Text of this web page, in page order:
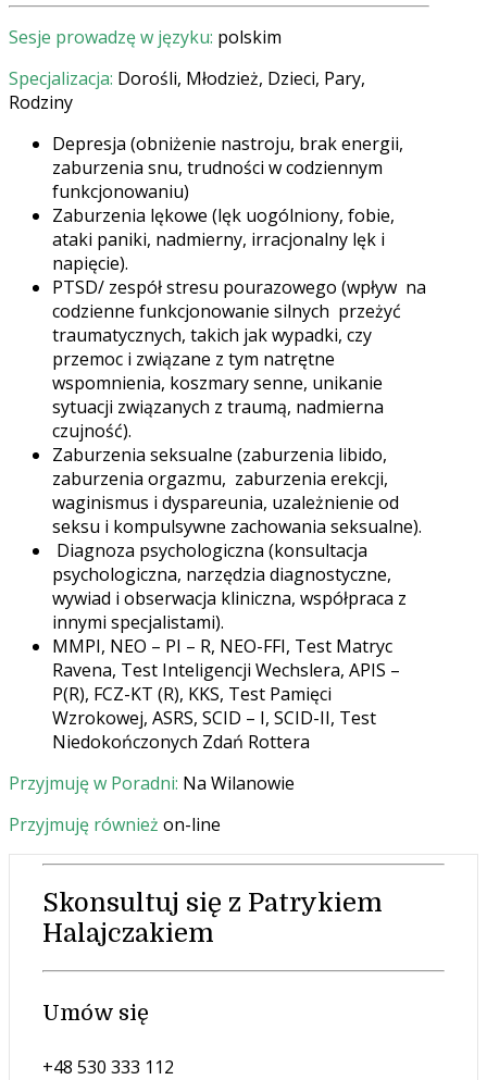
Sesje prowadzę w języku: polskim
Specjalizacja: Dorośli, Młodzież, Dzieci, Pary,
Rodziny
Depresja (obniżenie nastroju, brak energii,
zaburzenia snu, trudności w codziennym
funkcjonowaniu)
Zaburzenia lękowe (lęk uogólniony, fobie,
ataki paniki, nadmierny, irracjonalny lęk i
napięcie).
PTSD/ zespół stresu pourazowego (wpływ na
codzienne funkcjonowanie silnych przeżyć
traumatycznych, takich jak wypadki, czy
przemoc i związane z tym natrętne
wspomnienia, koszmary senne, unikanie
sytuacji związanych z traumą, nadmierna
czujność).
Zaburzenia seksualne (zaburzenia libido,
zaburzenia orgazmu, zaburzenia erekcji,
waginismus i dyspareunia, uzależnienie od
seksu i kompulsywne zachowania seksualne).
Diagnoza psychologiczna (konsultacja
psychologiczna, narzędzia diagnostyczne,
wywiad i obserwacja kliniczna, współpraca z
innymi specjalistami).
MMPI, NEO – PI – R, NEO-FFI, Test Matryc
Ravena, Test Inteligencji Wechslera, APIS –
P(R), FCZ-KT (R), KKS, Test Pamięci
Wzrokowej, ASRS, SCID – I, SCID-II, Test
Niedokończonych Zdań Rottera
Przyjmuję w Poradni: Na Wilanowie
Przyjmuję również on-line
Skonsultuj się z Patrykiem
Halajczakiem
Umów się
+48 530 333 112